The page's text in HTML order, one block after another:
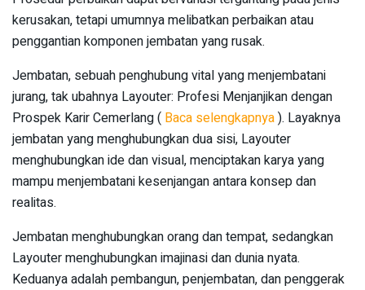
kerusakan, tetapi umumnya melibatkan perbaikan atau
penggantian komponen jembatan yang rusak.
Jembatan, sebuah penghubung vital yang menjembatani
jurang, tak ubahnya Layouter: Profesi Menjanjikan dengan
Prospek Karir Cemerlang ( Baca selengkapnya). Layaknya
jembatan yang menghubungkan dua sisi, Layouter
menghubungkan ide dan visual, menciptakan karya yang
mampu menjembatani kesenjangan antara konsep dan
realitas.
Jembatan menghubungkan orang dan tempat, sedangkan
Layouter menghubungkan imajinasi dan dunia nyata.
Keduanya adalah pembangun, penjembatan, dan penggerak